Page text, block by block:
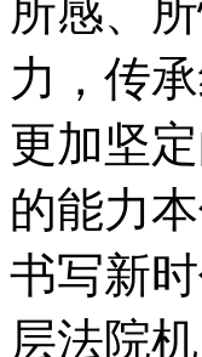
所感、
力，传
更加坚
的能力
书写新
层法院